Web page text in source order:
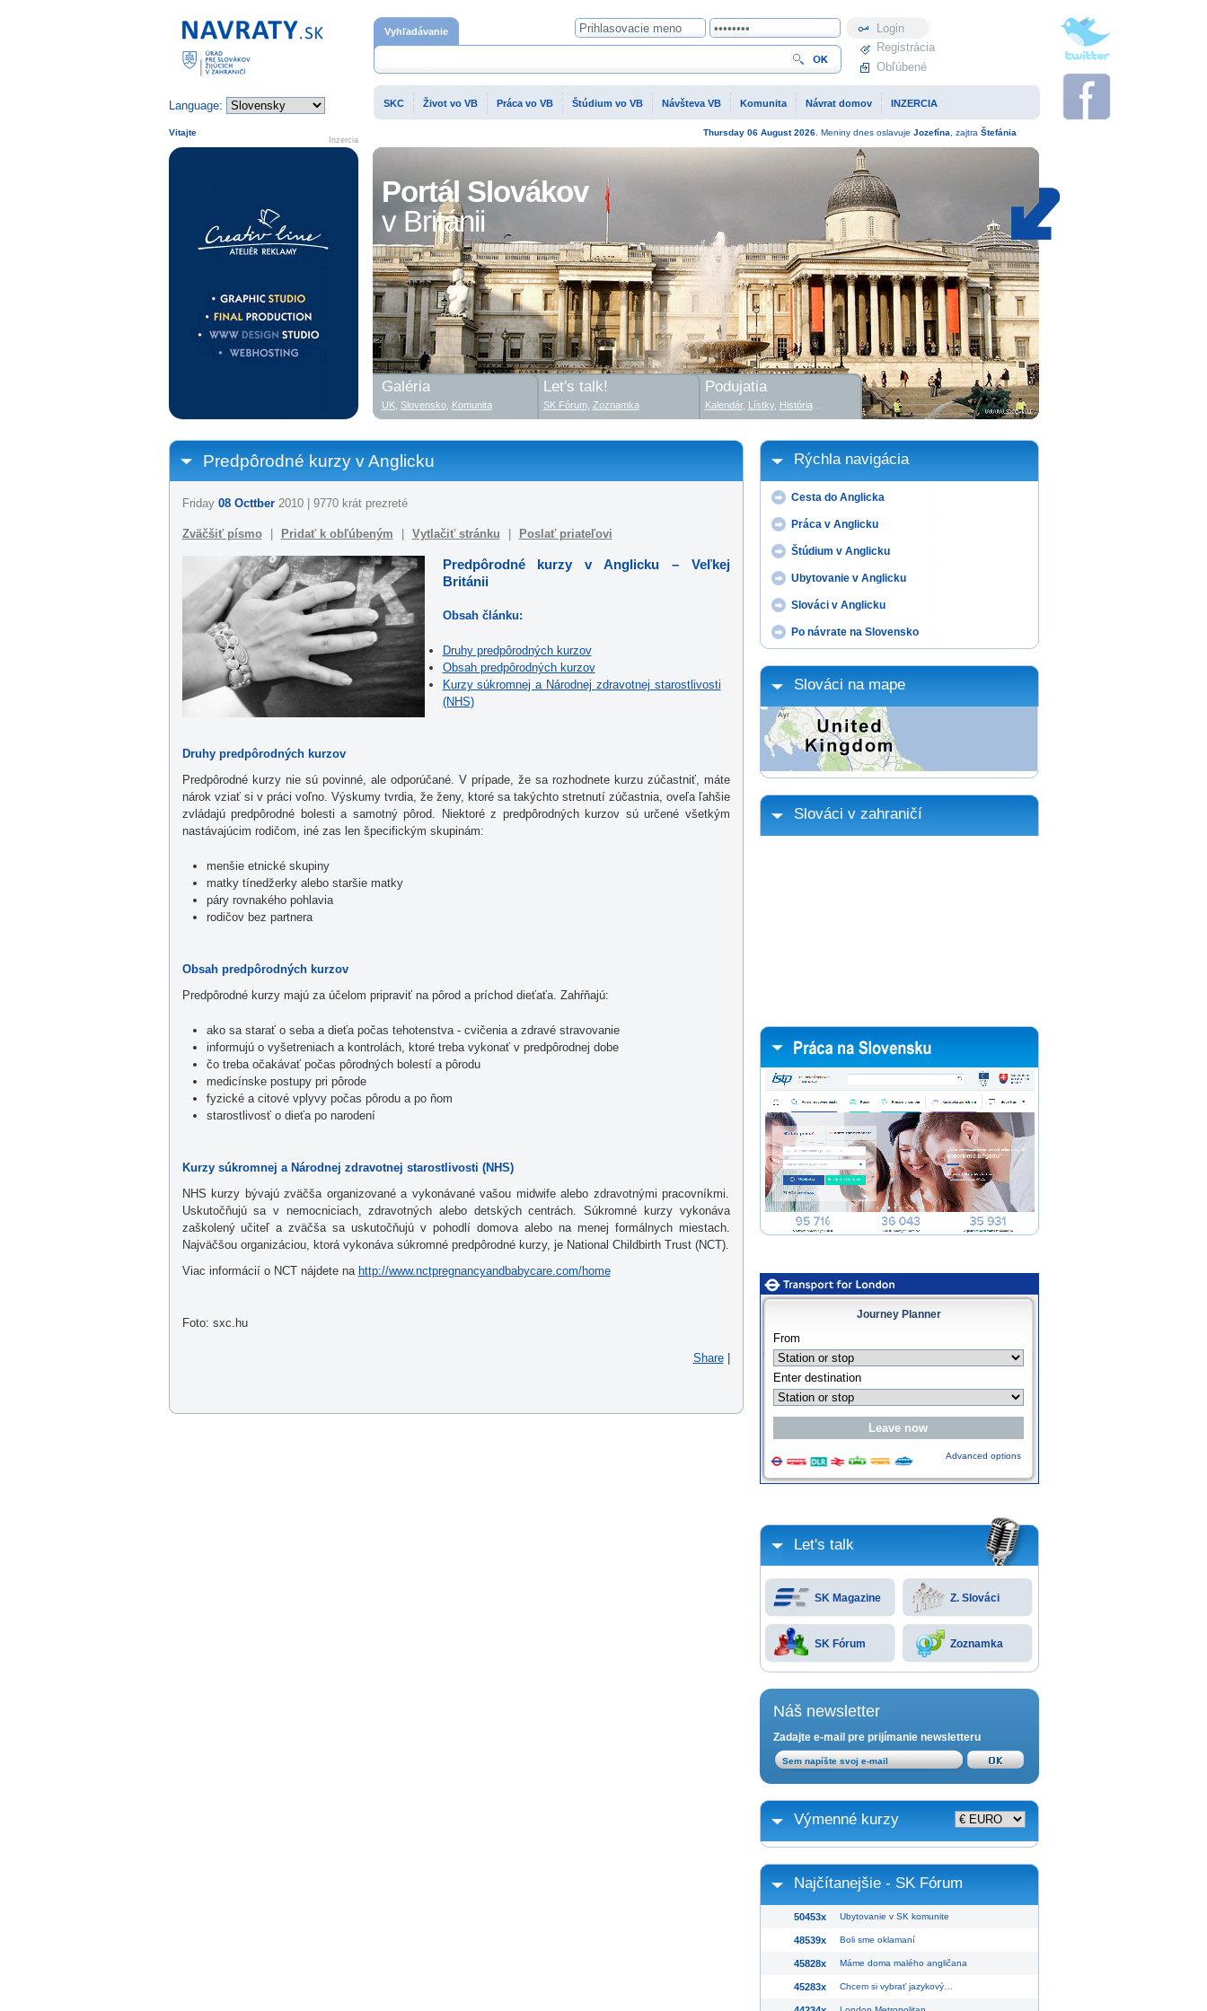
Portál Slovákov
v Británii
Predpôrodné kurzy v Anglicku
Friday 08 Octtber2010 | 9770 krát prezreté
Zväčšiť písmo Pridať k obľúbeným Vytlačiť stránku Poslať priateľovi
Predpôrodné kurzy v Anglicku – Veľkej
Británii
Obsah článku:
Druhy predpôrodných kurzov
Obsah predpôrodných kurzov
Kurzy súkromnej a Národnej zdravotnej starostlivosti
(NHS)
Druhy predpôrodných kurzov
Predpôrodné kurzy nie sú povinné, ale odporúčané. V prípade, že sa rozhodnete kurzu zúčastniť, máte
nárok vziať si v práci voľno. Výskumy tvrdia, že ženy, ktoré sa takýchto stretnutí zúčastnia, oveľa ľahšie
zvládajú predpôrodné bolesti a samotný pôrod. Niektoré z predpôrodných kurzov sú určené všetkým
nastávajúcim rodičom, iné zas len špecifickým skupinám:
menšie etnické skupiny
matky tínedžerky alebo staršie matky
páry rovnakého pohlavia
rodičov bez partnera
Obsah predpôrodných kurzov
Predpôrodné kurzy majú za účelom pripraviť na pôrod a príchod dieťaťa. Zahŕňajú:
ako sa starať o seba a dieťa počas tehotenstva - cvičenia a zdravé stravovanie
informujú o vyšetreniach a kontrolách, ktoré treba vykonať v predpôrodnej dobe
čo treba očakávať počas pôrodných bolestí a pôrodu
medicínske postupy pri pôrode
fyzické a citové vplyvy počas pôrodu a po ňom
starostlivosť o dieťa po narodení
Kurzy súkromnej a Národnej zdravotnej starostlivosti (NHS)
NHS kurzy bývajú zväčša organizované a vykonávané vašou midwife alebo zdravotnými pracovníkmi.
Uskutočňujú sa v nemocniciach, zdravotných alebo detských centrách. Súkromné kurzy vykonáva
zaškolený učiteľ a zväčša sa uskutočňujú v pohodlí domova alebo na menej formálnych miestach.
Najväčšou organizáciou, ktorá vykonáva súkromné predpôrodné kurzy, je National Childbirth Trust (NCT).
Viac informácií o NCT nájdete na http://www.nctpregnancyandbabycare.com/home
Foto: sxc.hu
Share
Rýchla navigácia
Cesta do Anglicka
Práca v Anglicku
Štúdium v Anglicku
Ubytovanie v Anglicku
Slováci v Anglicku
Po návrate na Slovensko
Slováci na mape
Slováci v zahraničí
Journey Planner
Advanced options
Let's talk
SK Magazine Z. Slováci
SK Fórum Zoznamka
Náš newsletter
Zadajte e-mail pre prijímanie newsletteru
Výmenné kurzy
Najčítanejšie - SK Fórum
50453x Ubytovanie v SK komunite
48539x Boli sme oklamaní
45828x Máme doma malého angličana
45283x Chcem si vybrať jazykový…
Domovská stránka
Language:
Vyhľadávanie
SKC Život vo VB Práca vo VB Štúdium vo VB Návšteva VB Komunita Návrat domov INZERCIA
Profil
Registrácia
Obľúbené
Inzercia
Vitajte Thursday 06 August2026. Meniny dnes oslavuje Jozefína , zajtra Štefánia
Galéria
UK, Slovensko, Komunita
Let's talk!
SK Fórum, Zoznamka
Podujatia
Kalendár, Lístky, História